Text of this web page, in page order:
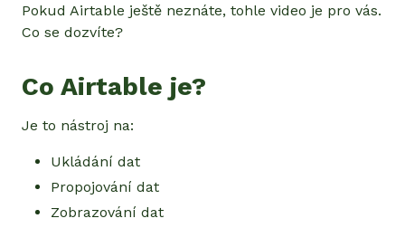
Pokud Airtable ještě neznáte, tohle video je pro vás.
Co se dozvíte?
Co Airtable je?
Je to nástroj na:
Ukládání dat
Propojování dat
Zobrazování dat